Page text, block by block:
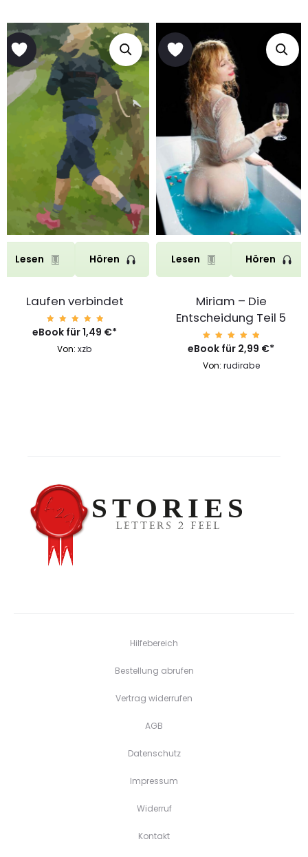
Lesen Hören
Laufen verbindet
Bewerte
t mit
von 5
eBook für1,49 €*
Von:xzb
Lesen Hören
Miriam – Die
Entscheidung Teil 5
Bewerte
t mit
von 5
eBook für 2,99 €*
Von: rudirabe
Hilfebereich
Bestellung abrufen
Vertrag widerrufen
AGB
Datenschutz
Impressum
Widerruf
Kontakt